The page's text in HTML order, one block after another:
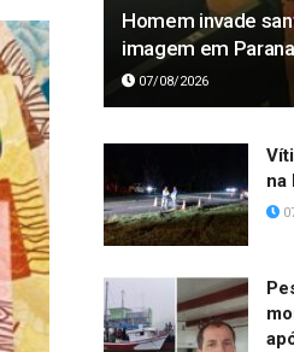
Homem invade
imagem em
07/08/2026
na